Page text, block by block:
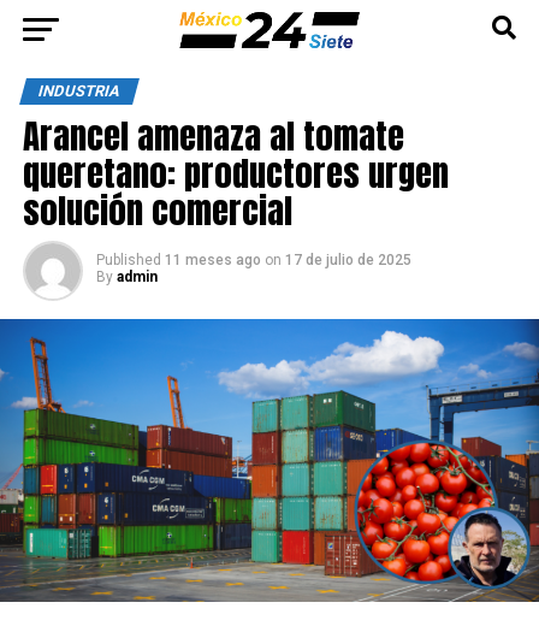
INDUSTRIA
Arancel amenaza al tomate
queretano: productores urgen
solución comercial
Published 11 meses ago on 17 de julio de 2025
By admin